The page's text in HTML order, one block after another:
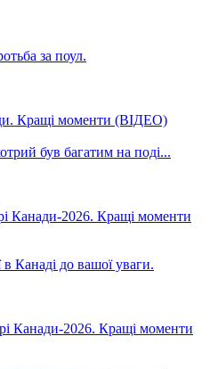
Кращі моменти (ВІДЕО)
Канади-2026. Кращі моменти
Канади-2026. Кращі моменти